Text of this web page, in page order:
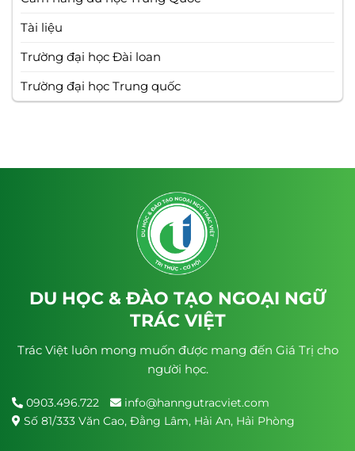
Tài liệu
Trường đại học Đài loan
Trường đại học Trung quốc
DU HỌC & ĐÀO TẠO NGOẠI NGỮ
TRÁC VIỆT
Trác Việt luôn mong muốn được mang đến Giá Trị cho
người học.
0903.496.722
info@hanngutracviet.com
Số 81/333 Văn Cao, Đằng Lâm, Hải An, Hải Phòng